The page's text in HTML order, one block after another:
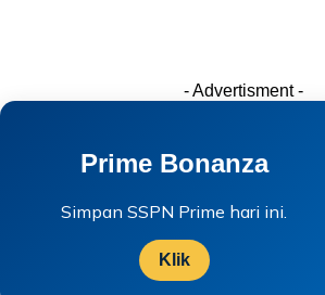
- Advertisment -
Prime Bonanza
Simpan SSPN Prime hari ini.
Klik